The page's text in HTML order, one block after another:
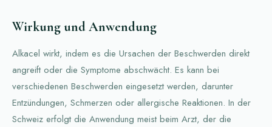
Wirkung und Anwendung
Alkacel wirkt, indem es die Ursachen der Beschwerden direkt
angreift oder die Symptome abschwächt. Es kann bei
verschiedenen Beschwerden eingesetzt werden, darunter
Entzündungen, Schmerzen oder allergische Reaktionen. In der
Schweiz erfolgt die Anwendung meist beim Arzt, der die